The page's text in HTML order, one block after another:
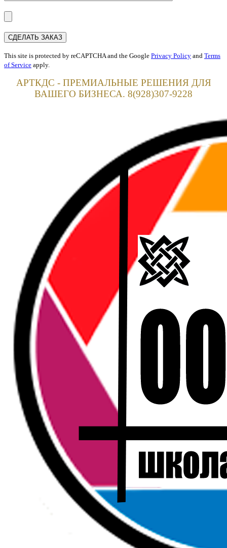
This site is protected by reCAPTCHA and the Google Privacy Policy and Terms
of Service apply.
АРТКДС - ПРЕМИАЛЬНЫЕ РЕШЕНИЯ ДЛЯ
ВАШЕГО БИЗНЕСА. 8(928)307-9228